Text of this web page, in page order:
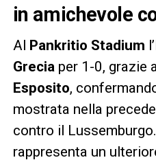
in amichevole
Al Pankritio Stadium l’
Greciaper 1-0, grazie
Esposito,
mostrata nella
contro il
rappresenta un